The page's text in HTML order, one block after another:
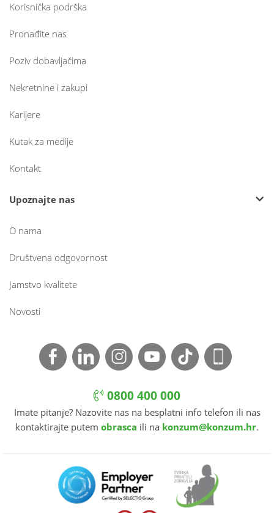
Korisnička podrška
Pronađite nas
Poziv dobavljačima
Nekretnine i zakupi
Karijere
Kutak za medije
Kontakt
Upoznajte nas
O nama
Društvena odgovornost
Jamstvo kvalitete
Novosti
0800 400 000
Imate pitanje? Nazovite nas na besplatni info telefon ili nas
kontaktirajte putem obrasca ili na konzum@konzum.hr.